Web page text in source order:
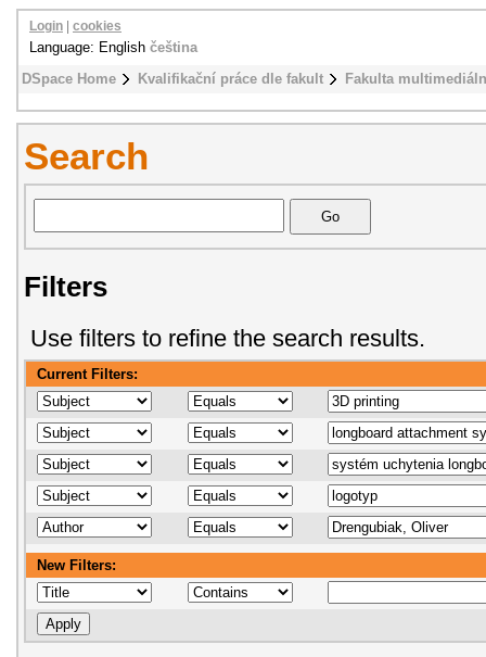
DSpace Home Kvalifikační práce dle fakult Fakulta
Login cookies
Language: English čeština
Search
Filters
Use filters to refine the search results.
Current Filters:
New Filters: